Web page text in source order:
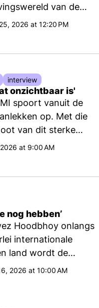
van de
zinnig om een
te zetten en
2026 at 12:20 PM
onzichtbaar is'
spoort vanuit de
op. Met die
van dit sterke
sprak met
at 9:00 AM
interview
nog hebben’
Hoodbhoy onlangs
internationale
land wordt de
met de
2026 at 10:00 AM